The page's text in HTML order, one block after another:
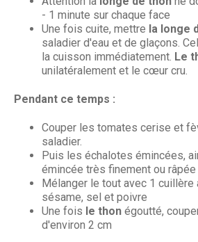
- 1 minute sur chaque face
Une fois cuite, mettre la longe
saladier d'eau et de glaçons.
la cuisson immédiatement. Le
unilatéralement et le cœur cru.
Pendant ce temps :
Couper les tomates cerise et
saladier.
Puis les échalotes émincées,
émincée très finement ou râpée
Mélanger le tout avec 1 cuillère
sésame, sel et poivre
Une fois le thon égoutté,
d'environ 2 cm